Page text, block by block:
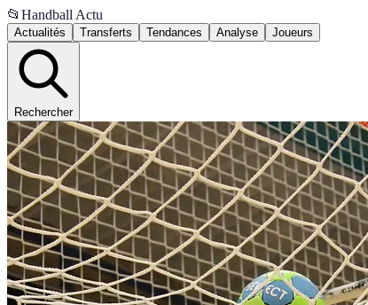
📂 Handball Actu
Actualités Transferts Tendances Analyse Joueurs
Rechercher